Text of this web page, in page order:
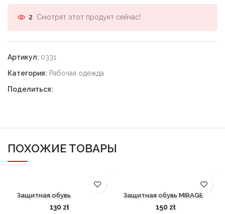
2 Смотрят этот продукт сейчас!
Артикул: 0331
Категория: Рабочая одежда
Поделиться:
ПОХОЖИЕ ТОВАРЫ
Защитная обувь
130 zł
Защитная обувь MIRAGE
150 zł